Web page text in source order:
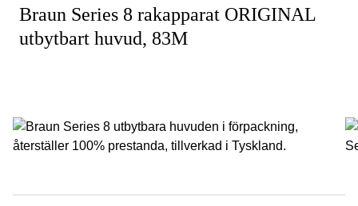
Braun Series 8 rakapparat ORIGINAL
utbytbart huvud, 83M